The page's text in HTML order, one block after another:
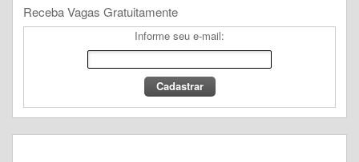
Receba Vagas Gratuitamente
Informe seu e-mail: